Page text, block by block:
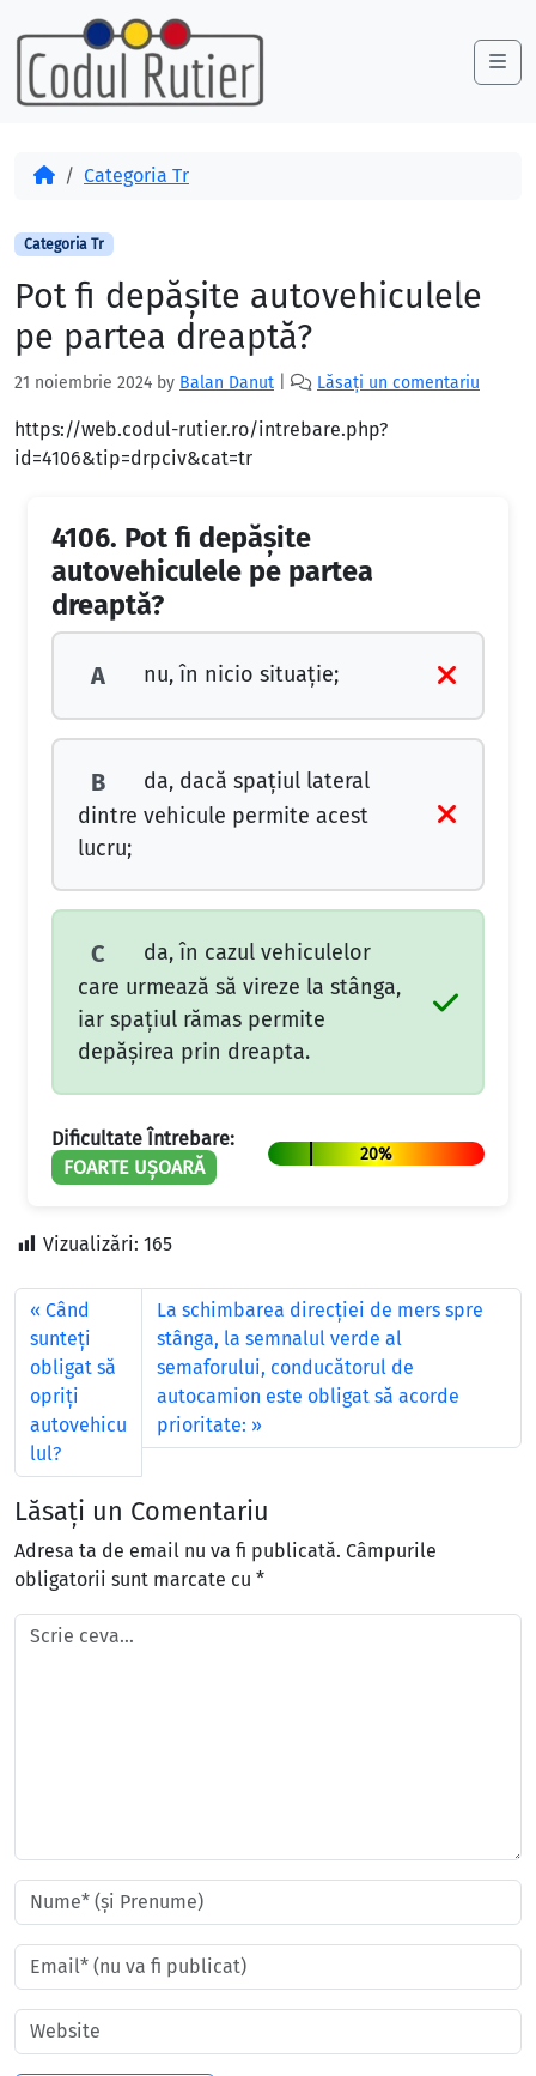
Skip to content
Skip to footer
AcasăCategoria Tr
Categoria Tr
Pot fi depășite autovehiculele
pe partea dreaptă?
21 noiembrie 2024 by Balan Danut Lăsați un comentariu
https://web.codul-rutier.ro/intrebare.php?
id=4106&tip=drpciv&cat=tr
4106. Pot fi depășite
autovehiculele pe partea
dreaptă?
A nu, în nicio situație;
B
da, dacă spațiul lateral
dintre vehicule permite acest
lucru;
C
da, în cazul vehiculelor
care urmează să vireze la stânga,
iar spațiul rămas permite
depășirea prin dreapta.
Dificultate Întrebare:
FOARTE UȘOARĂ
20%
Vizualizări: 165
Când
sunteţi
obligat să
opriţi
autovehicu
lul?
La schimbarea direcţiei de mers spre
stânga, la semnalul verde al
semaforului, conducătorul de
autocamion este obligat să acorde
prioritate:
Lăsați un Comentariu
Adresa ta de email nu va fi publicată. Câmpurile
obligatorii sunt marcate cu *